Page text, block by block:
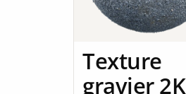
Texture
gravier 2K